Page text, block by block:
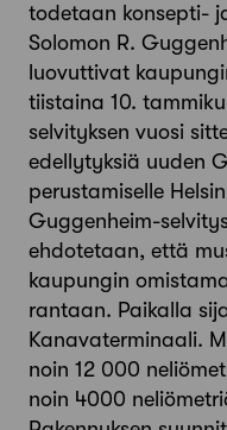
todetaan konsepti-
Solomon R.
luovuttivat
tiistaina 10.
selvityksen vuosi
edellytyksiä uuden
perustamiselle
Guggenheim-
ehdotetaan, että
kaupungin
rantaan. Paikalla
Kanavaterminaali.
noin 12 000
noin 4000